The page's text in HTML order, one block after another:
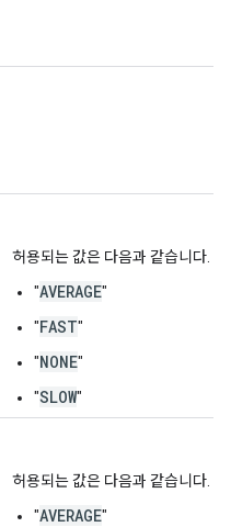
허용되는 값은 다음과 같습니다.
"AVERAGE"
"FAST"
"NONE"
"SLOW"
허용되는 값은 다음과 같습니다.
"AVERAGE"